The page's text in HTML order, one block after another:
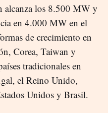
alcanza los 8.500 MW y
en 4.000 MW en el
de crecimiento en
Corea, Taiwan y
tradicionales en
el Reino Unido,
Unidos y Brasil.